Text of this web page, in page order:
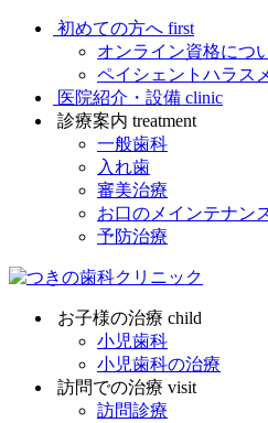
初めての方へ first
オンライン資格につ
ペイシェントハラス
医院紹介・設備 clinic
診療案内 treatment
一般歯科
入れ歯
審美治療
お口のメインテナン
予防治療
お子様の治療 child
小児歯科
小児歯科の治療
訪問での治療 visit
訪問診療